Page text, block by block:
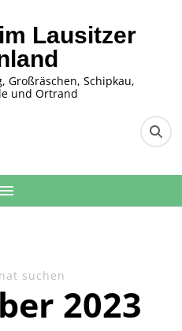
Lausitzer
Großräschen, Schipkau,
und Ortrand
suchen
2023